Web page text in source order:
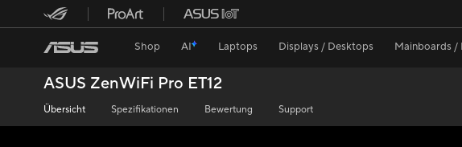
Shop AI Laptops Displays / Desktops Mainboards /
ASUS ZenWiFi Pro ET12
Übersicht Spezifikationen Bewertung Support